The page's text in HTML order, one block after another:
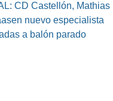
CD Castellón, Mathias
nuevo especialista
a balón parado